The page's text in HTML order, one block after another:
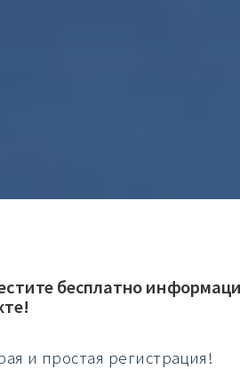
бесплатно
и простая регистрация!